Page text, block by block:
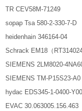
TR CEV58M-71249
sopap Tsa 580-2-330-7-D
heidenhain 346164-04
Schrack EM18（
SIEMENS 2LM8020-
SIEMENS TM-P15S23-A0
hydac EDS345-1-0400-
EVAC 30.063005.156.463